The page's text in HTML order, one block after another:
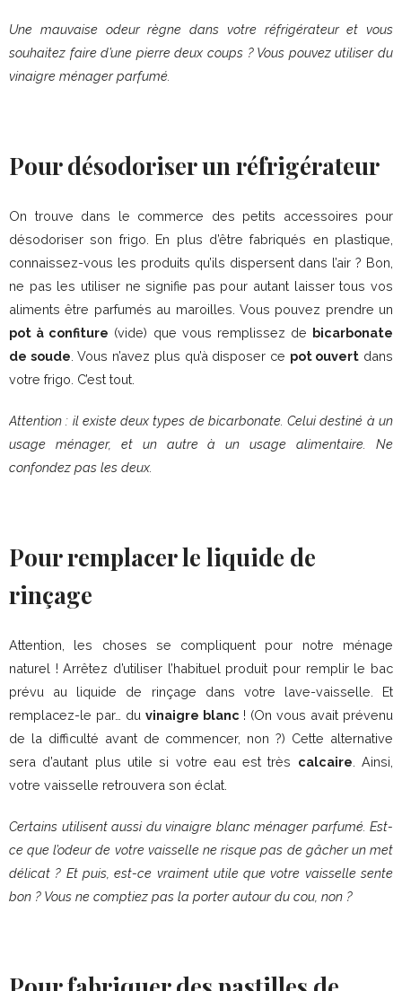
Une mauvaise odeur règne dans votre réfrigérateur et vous
souhaitez faire d’une pierre deux coups ? Vous pouvez utiliser du
vinaigre ménager parfumé.
Pour désodoriser un réfrigérateur
On trouve dans le commerce des petits accessoires pour
désodoriser son frigo. En plus d’être fabriqués en plastique,
connaissez-vous les produits qu’ils dispersent dans l’air ? Bon,
ne pas les utiliser ne signifie pas pour autant laisser tous vos
aliments être parfumés au maroilles. Vous pouvez prendre un
pot à confiture (vide) que vous remplissez de bicarbonate
de soude . Vous n’avez plus qu’à disposer ce pot ouvert dans
votre frigo. C’est tout.
Attention : il existe deux types de bicarbonate. Celui destiné à un
usage ménager, et un autre à un usage alimentaire. Ne
confondez pas les deux.
Pour remplacer le liquide de
rinçage
Attention, les choses se compliquent pour notre ménage
naturel ! Arrêtez d’utiliser l’habituel produit pour remplir le bac
prévu au liquide de rinçage dans votre lave-vaisselle. Et
remplacez-le par… du vinaigre blanc ! (On vous avait prévenu
de la difficulté avant de commencer, non ?) Cette alternative
sera d’autant plus utile si votre eau est très calcaire . Ainsi,
votre vaisselle retrouvera son éclat.
Certains utilisent aussi du vinaigre blanc ménager parfumé. Est-
ce que l’odeur de votre vaisselle ne risque pas de gâcher un met
délicat ? Et puis, est-ce vraiment utile que votre vaisselle sente
bon ? Vous ne comptiez pas la porter autour du cou, non ?